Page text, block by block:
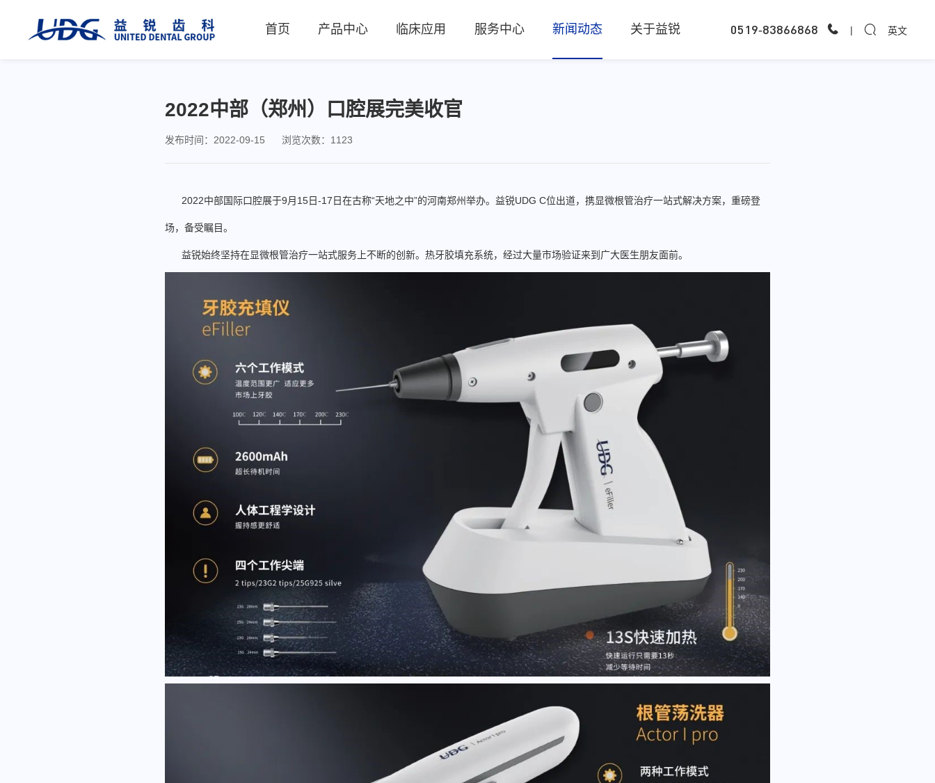
首页 产品中心 临床应用 服务中心 新闻动态 关于益锐 0519-83866868 | 英文
2022中部（郑州）口腔展完美收官
发布时间：2022-09-15 浏览次数：1123
2022中部国际口腔展于9月15日-17日在古称“天地之中”的河南郑州举办。益锐UDG C位出道，携显微根管治疗一站式解决方案，重磅登
场，备受瞩目。
益锐始终坚持在显微根管治疗一站式服务上不断的创新。热牙胶填充系统，经过大量市场验证来到广大医生朋友面前。